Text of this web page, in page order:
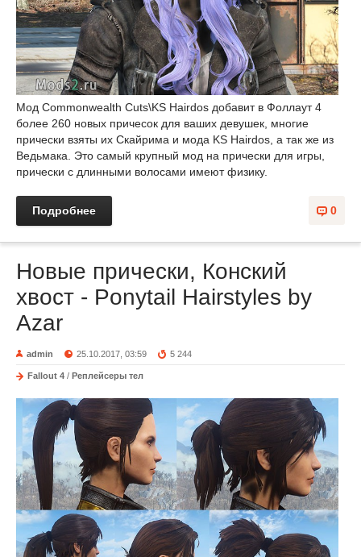
Мод Commonwealth Cuts\KS Hairdos добавит в Фоллаут 4
более 260 новых причесок для ваших девушек, многие
прически взяты их Скайрима и мода KS Hairdos, а так же из
Ведьмака. Это самый крупный мод на прически для игры,
прически с длинными волосами имеют физику.
0
Подробнее
Новые прически, Конский
хвост - Ponytail Hairstyles by
Azar
admin 25.10.2017, 03:59 5 244
Fallout 4 / Реплейсеры тел